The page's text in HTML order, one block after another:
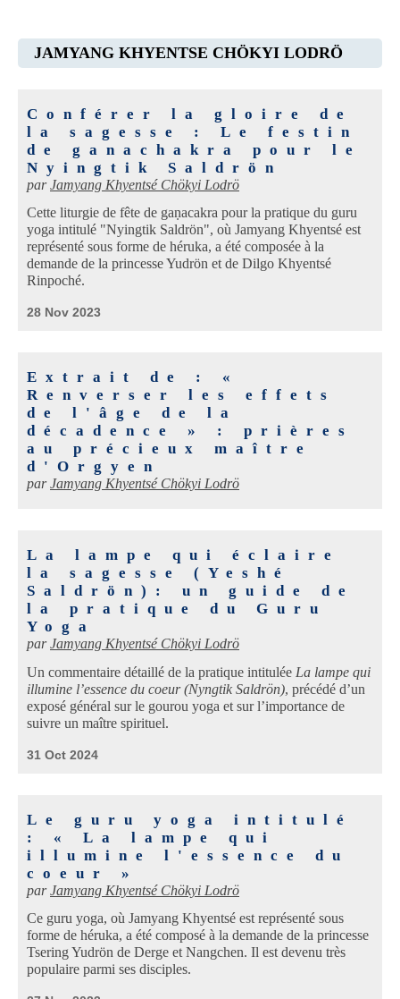
JAMYANG KHYENTSE CHÖKYI LODRÖ
Conférer la gloire de
la sagesse : Le festin
de ganachakra pour le
Nyingtik Saldrön
parJamyang Khyentsé Chökyi Lodrö
Cette liturgie de fête de gaṇacakra pour la pratique du guru
yoga intitulé "Nyingtik Saldrön", où Jamyang Khyentsé est
représenté sous forme de héruka, a été composée à la
demande de la princesse Yudrön et de Dilgo Khyentsé
Rinpoché.
28 Nov 2023
Extrait de : «
Renverser les effets
de l'âge de la
décadence » : prières
au précieux maître
d'Orgyen
parJamyang Khyentsé Chökyi Lodrö
La lampe qui éclaire
la sagesse (Yeshé
Saldrön): un guide de
la pratique du Guru
Yoga
parJamyang Khyentsé Chökyi Lodrö
Un commentaire détaillé de la pratique intitulée La lampe qui
illumine l’essence du coeur (Nyngtik Saldrön), précédé d’un
exposé général sur le gourou yoga et sur l’importance de
suivre un maître spirituel.
31 Oct 2024
Le guru yoga intitulé
: « La lampe qui
illumine l'essence du
coeur »
parJamyang Khyentsé Chökyi Lodrö
Ce guru yoga, où Jamyang Khyentsé est représenté sous
forme de héruka, a été composé à la demande de la princesse
Tsering Yudrön de Derge et Nangchen. Il est devenu très
populaire parmi ses disciples.